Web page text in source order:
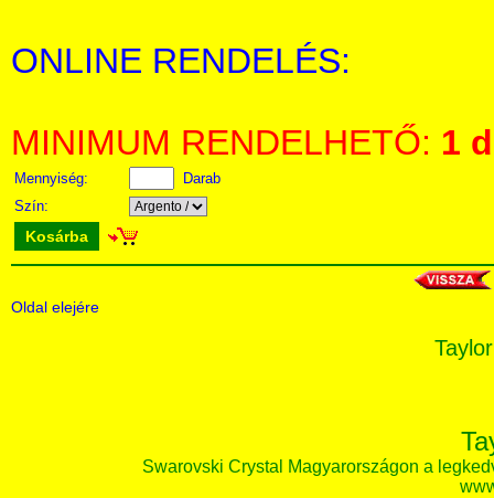
ONLINE RENDELÉS:
MINIMUM RENDELHETŐ: 1
Mennyiség:
Darab
Szín:
Kosárba
Oldal elejére
Swarovski Crystal Magyarországon a